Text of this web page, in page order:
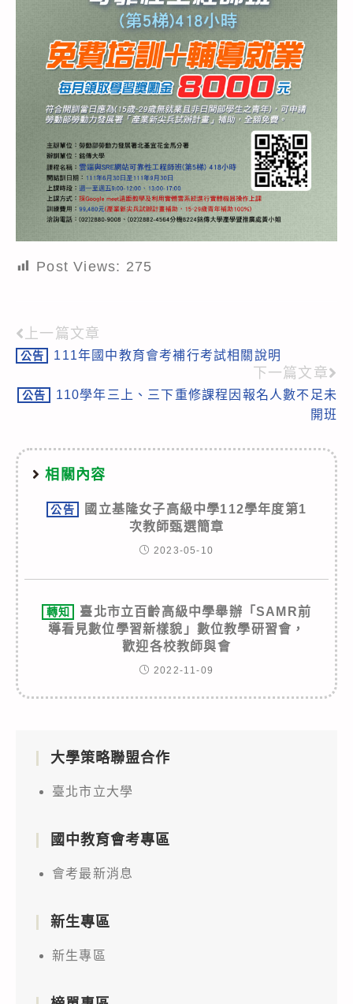
Post Views: 275
Read
more
articles
上一篇文章
公告 111年國中教育會考補行考試相關說明
下一篇文章
公告
110學年三上、三下重修課程因報名人數不足未
開班
相關內容
公告
國立基隆女子高級中學112學年度第1
次教師甄選簡章
2023-05-10
轉知
臺北市立百齡高級中學舉辦「SAMR前
導看見數位學習新樣貌」數位教學研習會，
歡迎各校教師與會
2022-11-09
大學策略聯盟合作
臺北市立大學
國中教育會考專區
會考最新消息
新生專區
新生專區